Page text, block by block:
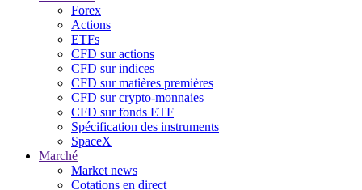
Forex
Actions
ETFs
CFD sur actions
CFD sur indices
CFD sur matières premières
CFD sur crypto-monnaies
CFD sur fonds ETF
Spécification des instruments
SpaceX
Marché
Market news
Cotations en direct